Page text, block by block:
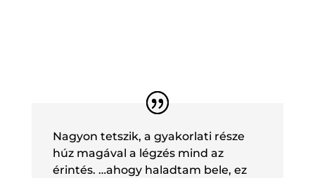
Nagyon tetszik, a gyakorlati része
húz magával a légzés mind az
érintés. …ahogy haladtam bele, ez